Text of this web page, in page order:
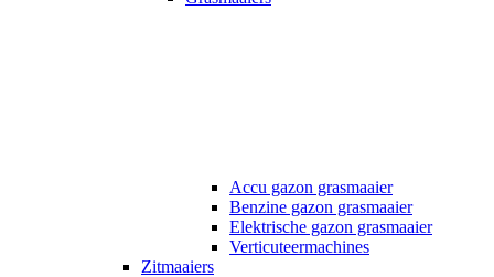
Accu gazon grasmaaier
Benzine gazon grasmaaier
Elektrische gazon grasmaaier
Verticuteermachines
Zitmaaiers